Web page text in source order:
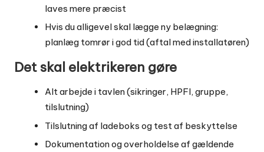
laves mere præcist
Hvis du alligevel skal lægge ny belægning:
planlæg tomrør i god tid (aftal med installatøren)
Det skal elektrikeren gøre
Alt arbejde i tavlen (sikringer, HPFI, gruppe,
tilslutning)
Tilslutning af ladeboks og test af beskyttelse
Dokumentation og overholdelse af gældende